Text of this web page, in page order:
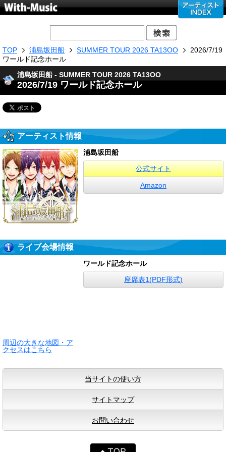
TOP 浦島坂田船 SUMMER TOUR 2026 TA13OO
2026/7/19
ワールド記念ホール
浦島坂田船 - SUMMER TOUR 2026 TA13OO
2026/7/19 ワールド記念ホール
アーティスト情報
浦島坂田船
公式サイト
Amazon
ライブ会場情報
周辺の大きな地図・ア
クセスはこちら
ワールド記念ホール
座席表1(PDF形式)
当サイトの使い方
サイトマップ
お問い合わせ